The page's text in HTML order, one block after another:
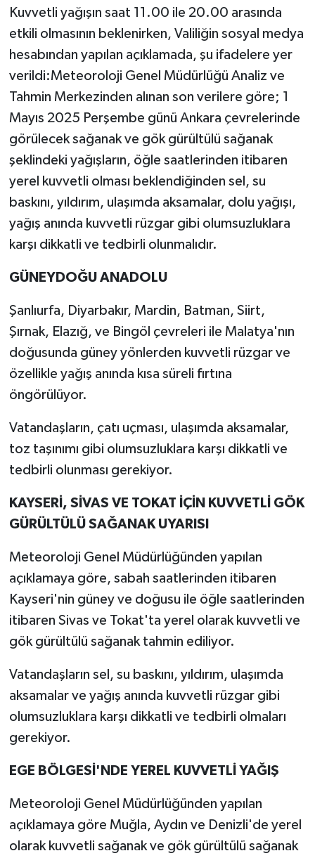
Kuvvetli yağışın saat 11.00 ile 20.00 arasında
etkili olmasının beklenirken, Valiliğin sosyal medya
hesabından yapılan açıklamada, şu ifadelere yer
verildi:Meteoroloji Genel Müdürlüğü Analiz ve
Tahmin Merkezinden alınan son verilere göre; 1
Mayıs 2025 Perşembe günü Ankara çevrelerinde
görülecek sağanak ve gök gürültülü sağanak
şeklindeki yağışların, öğle saatlerinden itibaren
yerel kuvvetli olması beklendiğinden sel, su
baskını, yıldırım, ulaşımda aksamalar, dolu yağışı,
yağış anında kuvvetli rüzgar gibi olumsuzluklara
karşı dikkatli ve tedbirli olunmalıdır.
GÜNEYDOĞU ANADOLU
Şanlıurfa, Diyarbakır, Mardin, Batman, Siirt,
Şırnak, Elazığ, ve Bingöl çevreleri ile Malatya'nın
doğusunda güney yönlerden kuvvetli rüzgar ve
özellikle yağış anında kısa süreli fırtına
öngörülüyor.
Vatandaşların, çatı uçması, ulaşımda aksamalar,
toz taşınımı gibi olumsuzluklara karşı dikkatli ve
tedbirli olunması gerekiyor.
KAYSERİ, SİVAS VE TOKAT İÇİN KUVVETLİ GÖK
GÜRÜLTÜLÜ SAĞANAK UYARISI
Meteoroloji Genel Müdürlüğünden yapılan
açıklamaya göre, sabah saatlerinden itibaren
Kayseri'nin güney ve doğusu ile öğle saatlerinden
itibaren Sivas ve Tokat'ta yerel olarak kuvvetli ve
gök gürültülü sağanak tahmin ediliyor.
Vatandaşların sel, su baskını, yıldırım, ulaşımda
aksamalar ve yağış anında kuvvetli rüzgar gibi
olumsuzluklara karşı dikkatli ve tedbirli olmaları
gerekiyor.
EGE BÖLGESİ'NDE YEREL KUVVETLİ YAĞIŞ
Meteoroloji Genel Müdürlüğünden yapılan
açıklamaya göre Muğla, Aydın ve Denizli'de yerel
olarak kuvvetli sağanak ve gök gürültülü sağanak